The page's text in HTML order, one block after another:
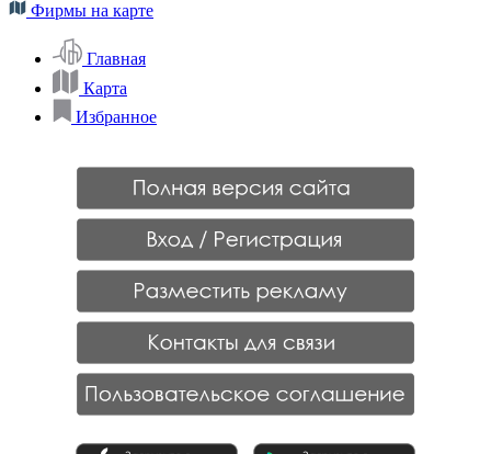
Фирмы на карте
Главная
Карта
Избранное